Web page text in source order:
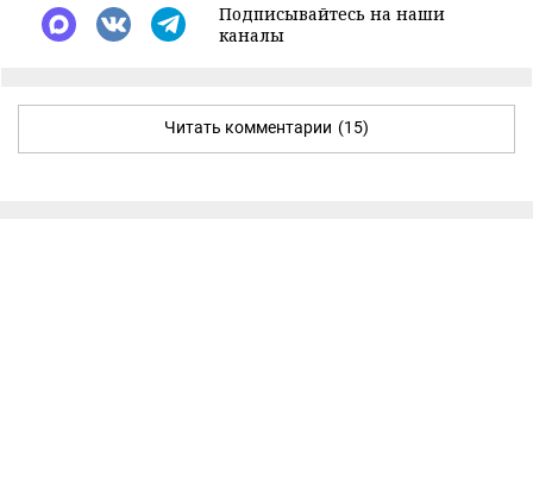
Подписывайтесь на наши
каналы
Читать комментарии (15)